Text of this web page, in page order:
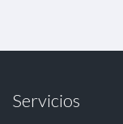
Servicios